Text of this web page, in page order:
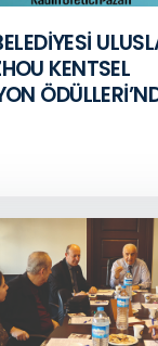
KENTSEL